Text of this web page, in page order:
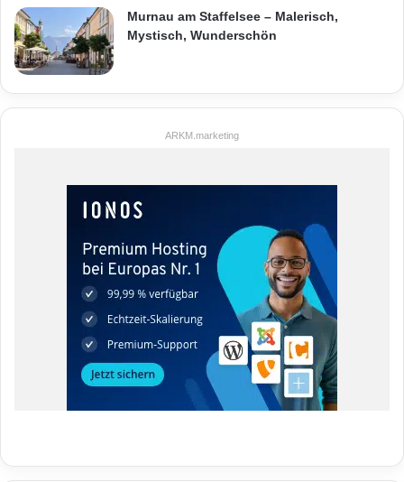
Murnau am Staffelsee – Malerisch,
Mystisch, Wunderschön
ARKM.marketing